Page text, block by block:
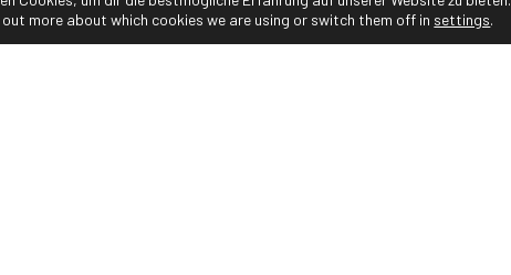
out more about which cookies we are using or switch them off in settings.